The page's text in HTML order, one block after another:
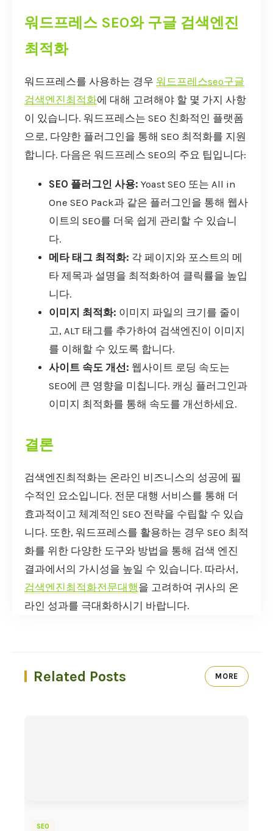
워드프레스 SEO와 구글 검색엔진
최적화
워드프레스를 사용하는 경우 워드프레스seo구글
검색엔진최적화에 대해 고려해야 할 몇 가지 사항
이 있습니다. 워드프레스는 SEO 친화적인 플랫폼
으로, 다양한 플러그인을 통해 SEO 최적화를 지원
합니다. 다음은 워드프레스 SEO의 주요 팁입니다:
SEO 플러그인 사용: Yoast SEO 또는 All in
One SEO Pack과 같은 플러그인을 통해 웹사
이트의 SEO를 더욱 쉽게 관리할 수 있습니
다.
메타 태그 최적화: 각 페이지와 포스트의 메
타 제목과 설명을 최적화하여 클릭률을 높입
니다.
이미지 최적화: 이미지 파일의 크기를 줄이
고, ALT 태그를 추가하여 검색엔진이 이미지
를 이해할 수 있도록 합니다.
사이트 속도 개선: 웹사이트 로딩 속도는
SEO에 큰 영향을 미칩니다. 캐싱 플러그인과
이미지 최적화를 통해 속도를 개선하세요.
결론
검색엔진최적화는 온라인 비즈니스의 성공에 필
수적인 요소입니다. 전문 대행 서비스를 통해 더
효과적이고 체계적인 SEO 전략을 수립할 수 있습
니다. 또한, 워드프레스를 활용하는 경우 SEO 최적
화를 위한 다양한 도구와 방법을 통해 검색 엔진
결과에서의 가시성을 높일 수 있습니다. 따라서,
검색엔진최적화전문대행을 고려하여 귀사의 온
라인 성과를 극대화하시기 바랍니다.
Related Posts MORE
SEO